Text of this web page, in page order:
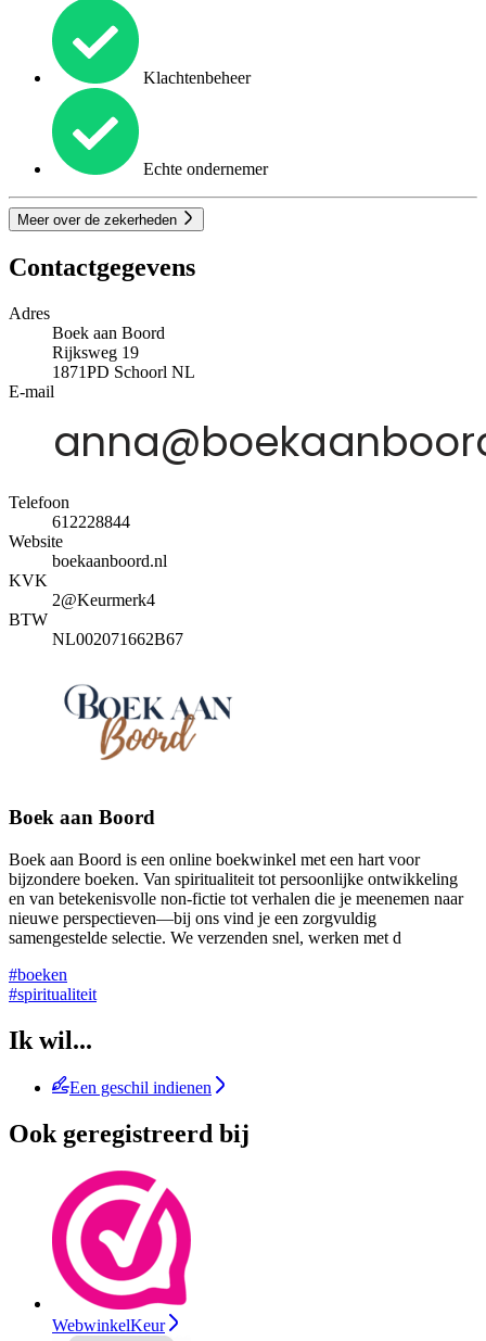
Klachtenbeheer
Echte ondernemer
Meer over de zekerheden
Contactgegevens
Adres
Boek aan Boord
Rijksweg 19
1871PD Schoorl NL
E-mail
Telefoon
612228844
Website
boekaanboord.nl
KVK
2@Keurmerk4
BTW
NL002071662B67
Boek aan Boord
Boek aan Boord is een online boekwinkel met een hart voor
bijzondere boeken. Van spiritualiteit tot persoonlijke ontwikkeling
en van betekenisvolle non-fictie tot verhalen die je meenemen naar
nieuwe perspectieven—bij ons vind je een zorgvuldig
samengestelde selectie. We verzenden snel, werken met d
#boeken
#spiritualiteit
Ik wil...
Een geschil indienen
Ook geregistreerd bij
WebwinkelKeur